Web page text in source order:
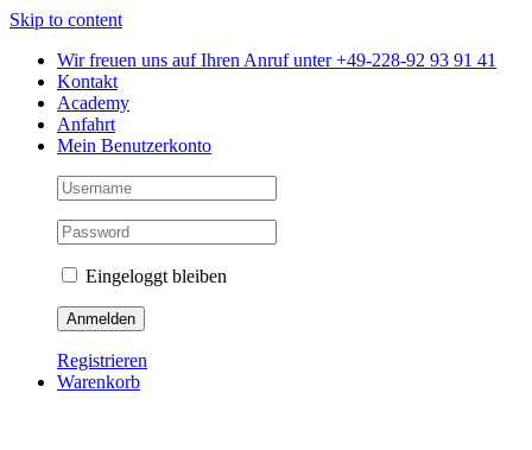
Skip to content
Wir freuen uns auf Ihren Anruf unter +49-228-92 93 91 41
Kontakt
Academy
Anfahrt
Mein Benutzerkonto
Eingeloggt bleiben
Registrieren
Warenkorb